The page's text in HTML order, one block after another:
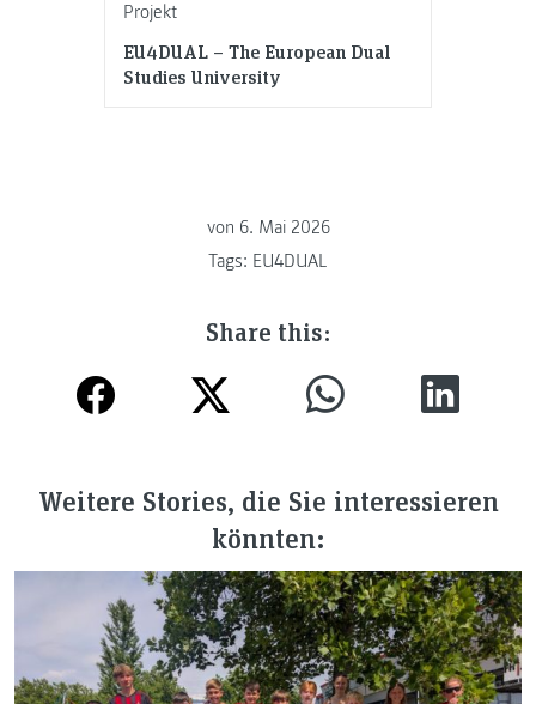
Projekt
EU4DUAL – The European Dual
Studies University
von 6. Mai 2026
Tags: EU4DUAL
Share this:
Weitere Stories, die Sie interessieren
könnten: